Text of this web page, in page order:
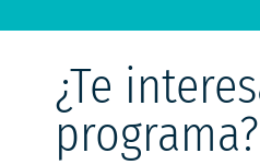
¿Te
programa?